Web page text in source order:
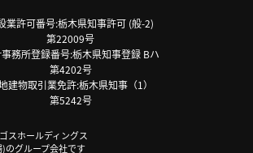
業許可番号:栃木県知事許可 (般-2)
第22009号
務所登録番号:栃木県知事登録 Bハ
第4202号
建物取引業免許:栃木県知事（1）
第5242号
スホールディングス
のグループ会社です